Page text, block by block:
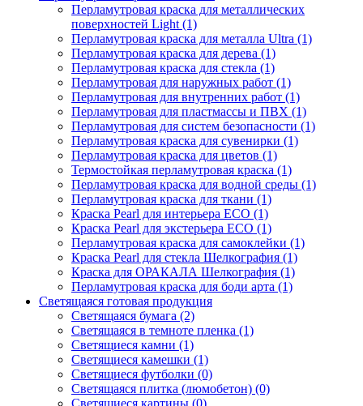
Перламутровая краска для металлических
поверхностей Light (1)
Перламутровая краска для металла Ultra (1)
Перламутровая краска для дерева (1)
Перламутровая краска для стекла (1)
Перламутровая для наружных работ (1)
Перламутровая для внутренних работ (1)
Перламутровая для пластмассы и ПВХ (1)
Перламутровая для систем безопасности (1)
Перламутровая краска для сувенирки (1)
Перламутровая краска для цветов (1)
Термостойкая перламутровая краска (1)
Перламутровая краска для водной среды (1)
Перламутровая краска для ткани (1)
Краска Pearl для интерьера ECO (1)
Краска Pearl для экстерьера ECO (1)
Перламутровая краска для самоклейки (1)
Краска Pearl для стекла Шелкография (1)
Краска для ОРАКАЛА Шелкография (1)
Перламутровая краска для боди арта (1)
Светящаяся готовая продукция
Светящаяся бумага (2)
Светящаяся в темноте пленка (1)
Светящиеся камни (1)
Светящиеся камешки (1)
Светящиеся футболки (0)
Светящаяся плитка (люмобетон) (0)
Светящиеся картины (0)